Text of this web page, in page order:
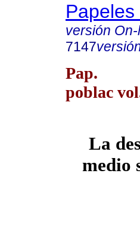
versión
7147
Pap.
poblac
La
medio